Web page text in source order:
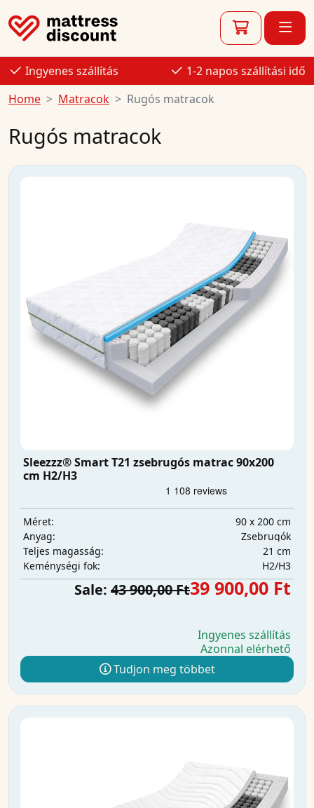
Ingyenes szállítás
1-2 napos szállítási idő
Home
Matracok Rugós matracok
Rugós matracok
Sleezzz® Smart T21 zsebrugós matrac 90x200
cm H2/H3
Méret:
90 x 200 cm
Anyag:
Zsebrugók
Teljes magasság:
21 cm
Keménységi fok:
H2/H3
Sale: 43 900,00 Ft39 900,00 Ft
Ingyenes szállítás
Azonnal elérhető
Tudjon meg többet